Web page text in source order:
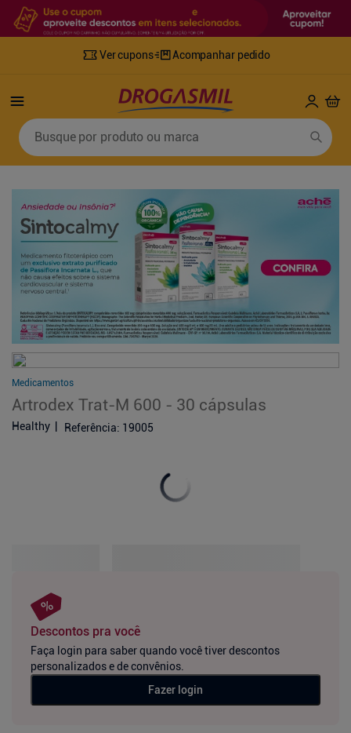
Ver cupons Acompanhar pedido
Busque por produto ou marca
Medicamentos
Artrodex Trat-M 600 - 30 cápsulas
Healthy Referência: 19005
Descontos pra você
Faça login para saber quando você tiver descontos
personalizados e de convênios.
Fazer login
Termos mais buscados
3º
retinol
4º
fralda geriatrica
5º desodorante
º
tylenol
9º
fralda xg
10º shampoo